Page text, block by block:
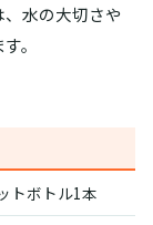
水の大切さや
。
トボトル1本